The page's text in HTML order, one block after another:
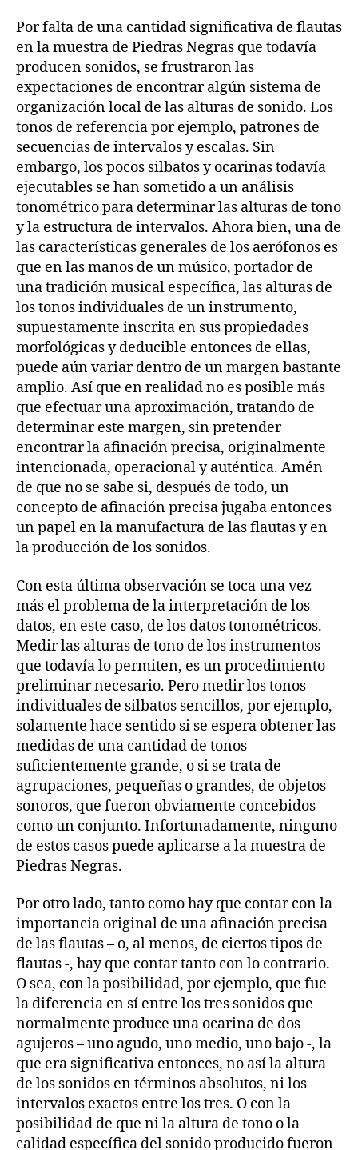
Por falta de una cantidad significativa de flautas
en la muestra de Piedras Negras que todavía
producen sonidos, se frustraron las
expectaciones de encontrar algún sistema de
organización local de las alturas de sonido. Los
tonos de referencia por ejemplo, patrones de
secuencias de intervalos y escalas. Sin
embargo, los pocos silbatos y ocarinas todavía
ejecutables se han sometido a un análisis
tonométrico para determinar las alturas de tono
y la estructura de intervalos. Ahora bien, una de
las características generales de los aerófonos es
que en las manos de un músico, portador de
una tradición musical específica, las alturas de
los tonos individuales de un instrumento,
supuestamente inscrita en sus propiedades
morfológicas y deducible entonces de ellas,
puede aún variar dentro de un margen bastante
amplio. Así que en realidad no es posible más
que efectuar una aproximación, tratando de
determinar este margen, sin pretender
encontrar la afinación precisa, originalmente
intencionada, operacional y auténtica. Amén
de que no se sabe si, después de todo, un
concepto de afinación precisa jugaba entonces
un papel en la manufactura de las flautas y en
la producción de los sonidos.
Con esta última observación se toca una vez
más el problema de la interpretación de los
datos, en este caso, de los datos tonométricos.
Medir las alturas de tono de los instrumentos
que todavía lo permiten, es un procedimiento
preliminar necesario. Pero medir los tonos
individuales de silbatos sencillos, por ejemplo,
solamente hace sentido si se espera obtener las
medidas de una cantidad de tonos
suficientemente grande, o si se trata de
agrupaciones, pequeñas o grandes, de objetos
sonoros, que fueron obviamente concebidos
como un conjunto. Infortunadamente, ninguno
de estos casos puede aplicarse a la muestra de
Piedras Negras.
Por otro lado, tanto como hay que contar con la
importancia original de una afinación precisa
de las flautas – o, al menos, de ciertos tipos de
flautas -, hay que contar tanto con lo contrario.
O sea, con la posibilidad, por ejemplo, que fue
la diferencia en sí entre los tres sonidos que
normalmente produce una ocarina de dos
agujeros – uno agudo, uno medio, uno bajo -, la
que era significativa entonces, no así la altura
de los sonidos en términos absolutos, ni los
intervalos exactos entre los tres. O con la
posibilidad de que ni la altura de tono o la
calidad específica del sonido producido fueron